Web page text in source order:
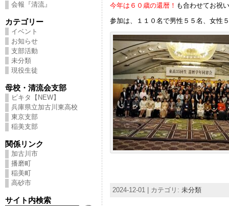
会報『清流』
カテゴリー
イベント
お知らせ
支部活動
未分類
現役生徒
母校・清流会支部
ビキタ【NEW】
兵庫県立加古川東高校
東京支部
稲美支部
関係リンク
加古川市
播磨町
稲美町
高砂市
サイト内検索
今年は６０歳の還暦！ も合わせてお祝
参加は、１１０名で男性５５名、女性
2024-12-01 | カテゴリ: 未分類